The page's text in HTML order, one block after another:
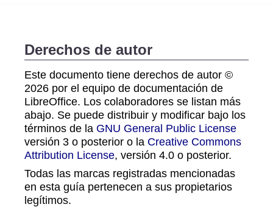
Derechos de autor
Este documento tiene derechos de autor ©
2026 por el equipo de documentación de
LibreOffice. Los colaboradores se listan más
abajo. Se puede distribuir y modificar bajo los
términos de la GNU General Public License
versión 3 o posterior o la Creative Commons
Attribution License, versión 4.0 o posterior.
Todas las marcas registradas mencionadas
en esta guía pertenecen a sus propietarios
legítimos.